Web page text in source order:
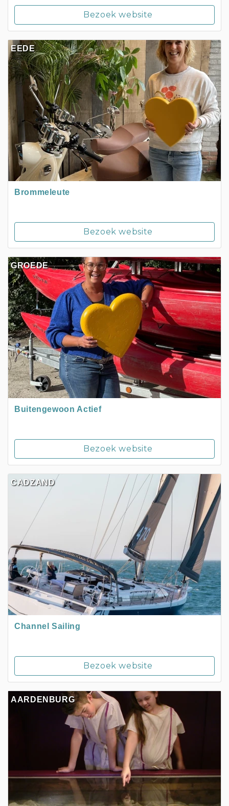
Bezoek website
EEDE
Brommeleute
Bezoek website
GROEDE
Buitengewoon Actief
Bezoek website
CADZAND
Channel Sailing
Bezoek website
AARDENBURG